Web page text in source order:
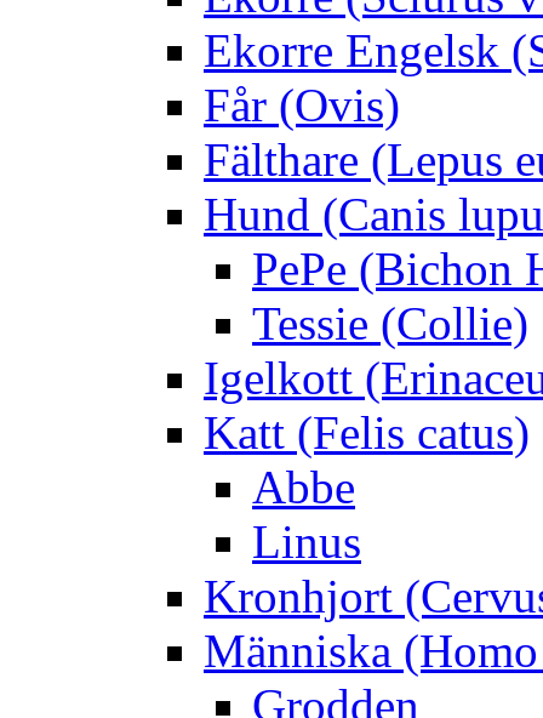
Ekorre Engelsk
Får (Ovis)
Fälthare (Lepus
Hund (Canis
PePe (Bichon
Tessie (Collie)
Igelkott
Katt (Felis catus)
Abbe
Linus
Kronhjort
Människa
Grodden